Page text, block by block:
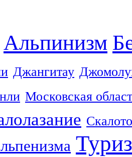
Альпинизм
Джангитау
Московская